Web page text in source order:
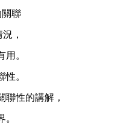
關聯
，
。
。
聯性的講解，